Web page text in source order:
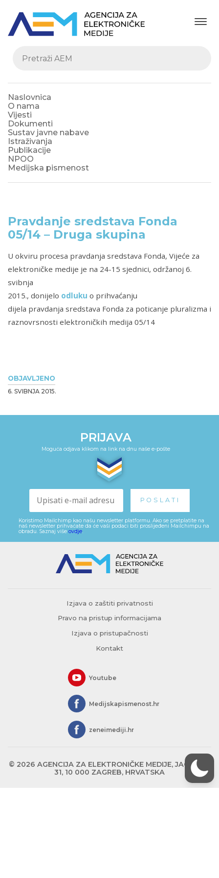
Naslovnica
O nama
Vijesti
Dokumenti
Sustav javne nabave
Istraživanja
Publikacije
NPOO
Medijska pismenost
OBJAVLJENO
6. SVIBNJA 2015.
Pravdanje sredstava Fonda
05/14 – Druga skupina
U okviru procesa pravdanja sredstava Fonda, Vijeće za
elektroničke medije je na 24-15 sjednici, održanoj 6.
svibnja
2015., donijelo odluku o prihvaćanju
dijela pravdanja sredstava Fonda za poticanje pluralizma i
raznovrsnosti elektroničkih medija 05/14
PRIJAVA
Moguća odjava klikom na link na dnu naše e-pošte
Koristimo Mailchimp kao našu newsletter platformu. Ako se pretplatite na
naš newsletter prihvaćate da će vaši podaci biti proslijeđeni Mailchimpu na
obradu. Saznaj više ovdje.
Izjava o zaštiti privatnosti
Pravo na pristup informacijama
Izjava o pristupačnosti
Kontakt
Youtube
Medijskapismenost.hr
zeneimediji.hr
© 2026 AGENCIJA ZA ELEKTRONIČKE MEDIJE, JAGIĆEVA
31, 10 000 ZAGREB, HRVATSKA